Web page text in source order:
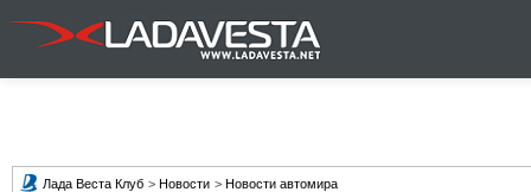
Лада Веста Клуб > Новости > Новости автомира